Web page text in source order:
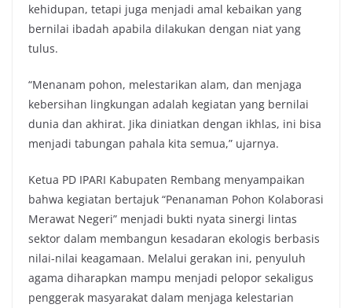
kehidupan, tetapi juga menjadi amal kebaikan yang
bernilai ibadah apabila dilakukan dengan niat yang
tulus.
“Menanam pohon, melestarikan alam, dan menjaga
kebersihan lingkungan adalah kegiatan yang bernilai
dunia dan akhirat. Jika diniatkan dengan ikhlas, ini bisa
menjadi tabungan pahala kita semua,” ujarnya.
Ketua PD IPARI Kabupaten Rembang menyampaikan
bahwa kegiatan bertajuk “Penanaman Pohon Kolaborasi
Merawat Negeri” menjadi bukti nyata sinergi lintas
sektor dalam membangun kesadaran ekologis berbasis
nilai-nilai keagamaan. Melalui gerakan ini, penyuluh
agama diharapkan mampu menjadi pelopor sekaligus
penggerak masyarakat dalam menjaga kelestarian